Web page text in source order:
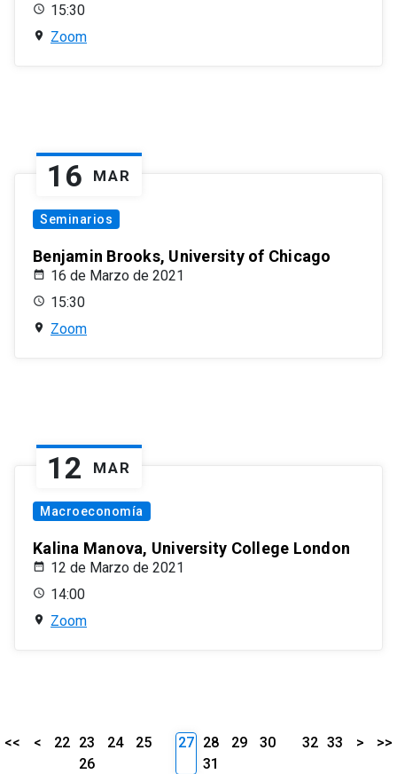
15:30
Zoom
16 MAR
Seminarios
Benjamin Brooks, University of Chicago
16 de Marzo de 2021
15:30
Zoom
12 MAR
Macroeconomía
Kalina Manova, University College London
12 de Marzo de 2021
14:00
Zoom
<< < 22 23 24
25
26
27 28 29
30
31
32 33 > >>